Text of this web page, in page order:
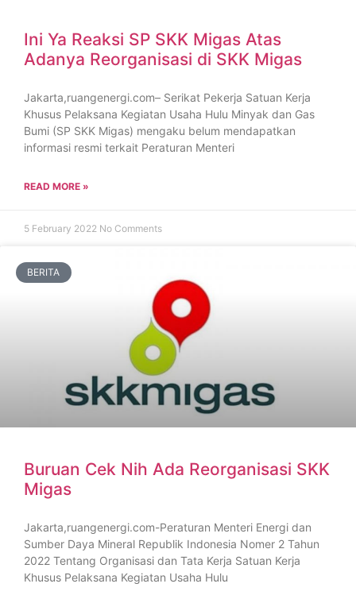
Ini Ya Reaksi SP SKK Migas Atas
Adanya Reorganisasi di SKK Migas
Jakarta,ruangenergi.com– Serikat Pekerja Satuan Kerja
Khusus Pelaksana Kegiatan Usaha Hulu Minyak dan Gas
Bumi (SP SKK Migas) mengaku belum mendapatkan
informasi resmi terkait Peraturan Menteri
READ MORE »
5 February 2022 No Comments
BERITA
Buruan Cek Nih Ada Reorganisasi SKK
Migas
Jakarta,ruangenergi.com-Peraturan Menteri Energi dan
Sumber Daya Mineral Republik Indonesia Nomer 2 Tahun
2022 Tentang Organisasi dan Tata Kerja Satuan Kerja
Khusus Pelaksana Kegiatan Usaha Hulu